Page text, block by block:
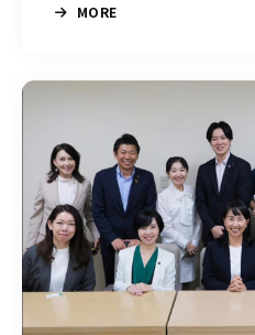
MORE